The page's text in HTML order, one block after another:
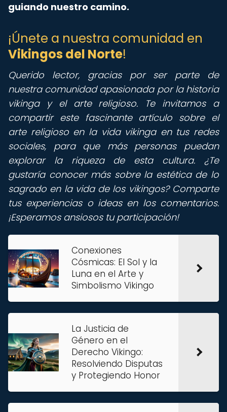
guiando nuestro camino.
¡Únete a nuestra comunidad en
Vikingos del Norte!
Querido lector,gracias por ser parte de
nuestra comunidad apasionada por la historia
vikinga y el arte religioso. Te invitamos a
compartir este fascinante artículo sobre el
arte religioso en la vida vikinga en tus redes
sociales, para que más personas puedan
explorar la riqueza de esta cultura. ¿Te
gustaría conocer más sobre la estética de lo
sagrado en la vida de los vikingos? Comparte
tus experiencias o ideas en los comentarios.
¡Esperamos ansiosos tu participación!
Conexiones
Cósmicas: El Sol y la
Luna en el Arte y
Simbolismo Vikingo
La Justicia de
Género en el
Derecho Vikingo:
Resolviendo Disputas
y Protegiendo Honor